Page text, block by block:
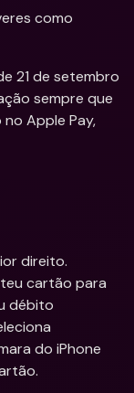
como
21 de setembro
sempre que
Apple Pay,
direito.
cartão para
débito
do iPhone